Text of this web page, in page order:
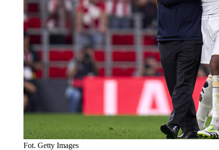
Fot. Getty Images